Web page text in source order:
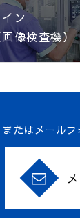
ン
像検査機）
たはメールフ